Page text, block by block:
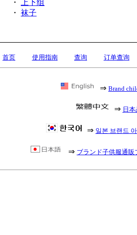
・ 上下组
・ 袜子
首页 使用指南 查询 订单查询
⇒ Brand
⇒ 日
⇒ 일본 브랜드
⇒ ブランド子供服通販